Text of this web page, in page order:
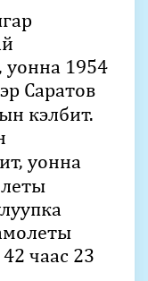
уонна 1954
Саратов
кэлбит.
уонна
чаас 23